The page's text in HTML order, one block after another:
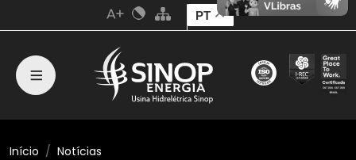
PT
Início Notícias